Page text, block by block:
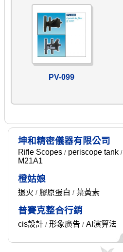
PV-099
坤和精密儀器有限公司
Rifle Scopes/ periscope tank/
M21A1
橙姑娘
退火 / 膠原蛋白 / 葉黃素
普賽克整合行銷
cis設計/ 形象廣告 / AI演算法